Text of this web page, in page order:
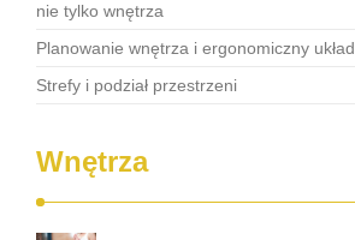
nie tylko wnętrza
Planowanie wnętrza i ergonomiczny układ
Strefy i podział przestrzeni
Wnętrza